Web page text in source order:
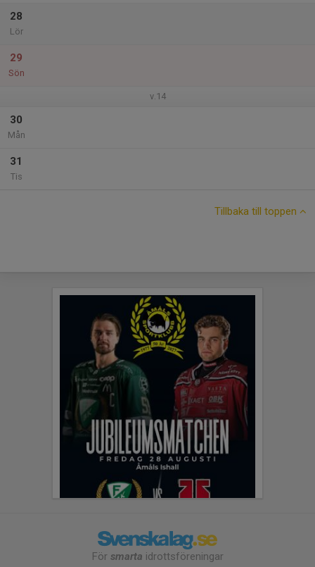
28
Lör
29
Sön
v.14
30
Mån
31
Tis
Tillbaka till toppen
För smarta idrottsföreningar